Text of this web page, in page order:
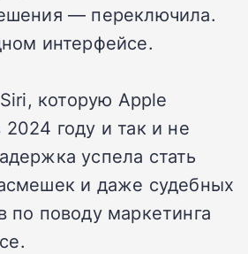
— переключила.
интерфейсе.
которую Apple
году и так и не
успела стать
и даже судебных
по поводу маркетинга